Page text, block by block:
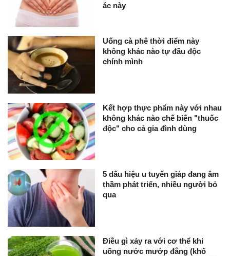
ác này
Uống cà phê thời điểm này
không khác nào tự đầu độc
chính mình
Kết hợp thực phẩm này với nhau
không khác nào chế biến "thuốc
độc" cho cả gia đình dùng
5 dấu hiệu u tuyến giáp đang âm
thầm phát triển, nhiều người bỏ
qua
Điều gì xảy ra với cơ thể khi
uống nước mướp đắng (khổ